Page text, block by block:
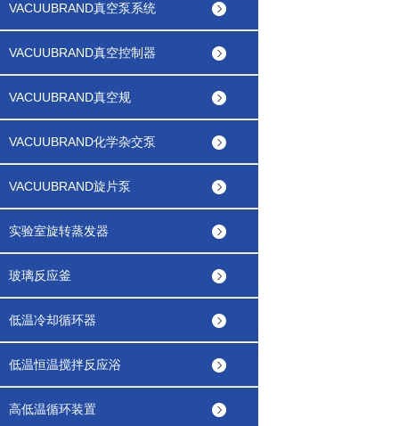
VACUUBRAND真空泵系统
VACUUBRAND真空控制器
VACUUBRAND真空规
VACUUBRAND化学杂交泵
VACUUBRAND旋片泵
实验室旋转蒸发器
玻璃反应釜
低温冷却循环器
低温恒温搅拌反应浴
高低温循环装置